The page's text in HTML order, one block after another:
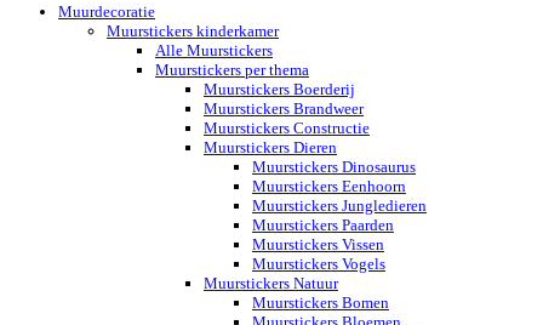
Muurdecoratie
Muurstickers kinderkamer
Alle Muurstickers
Muurstickers per thema
Muurstickers Boerderij
Muurstickers Brandweer
Muurstickers Constructie
Muurstickers Dieren
Muurstickers Dinosaurus
Muurstickers Eenhoorn
Muurstickers Jungledieren
Muurstickers Paarden
Muurstickers Vissen
Muurstickers Vogels
Muurstickers Natuur
Muurstickers Bomen